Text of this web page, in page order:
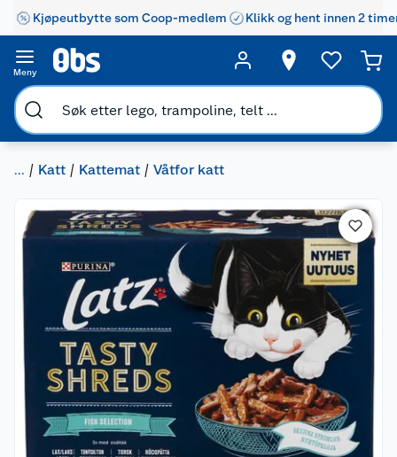
Kjøpeutbytte som Coop-medlem Klikk og hent innen 2
Meny
... Katt Kattemat Våtfor katt